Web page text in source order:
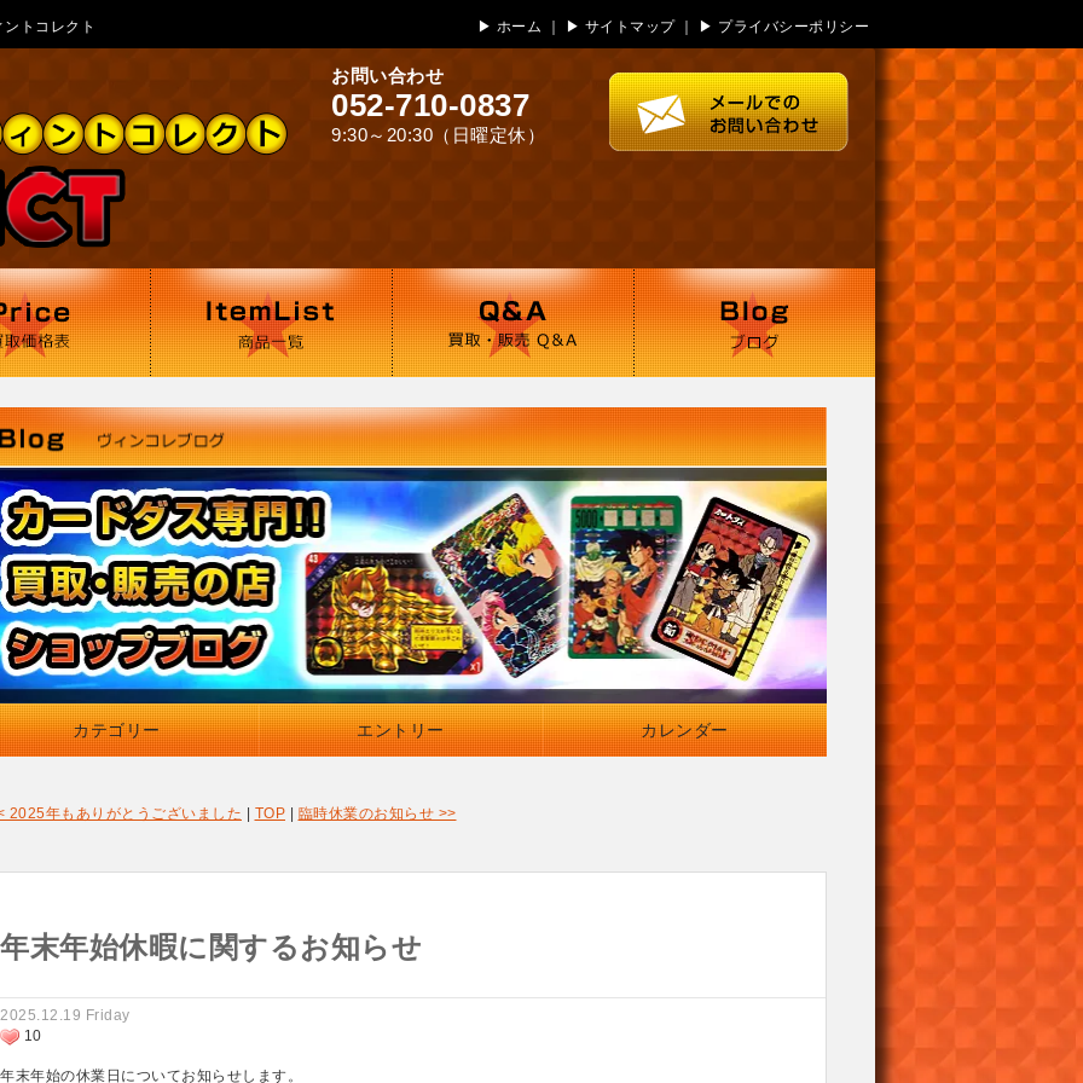
トコレクト
▶ ホーム ｜ ▶ サイトマップ｜ ▶ プライバシーポリシー
お問い合わせ
052-710-0837
9:30～20:30（日曜定休）
カテゴリー エントリー カレンダー
2025年もありがとうございました | TOP | 臨時休業のお知らせ >>
年末年始休暇に関するお知らせ
2025.12.19 Friday
10
年末年始の休業日についてお知らせします。